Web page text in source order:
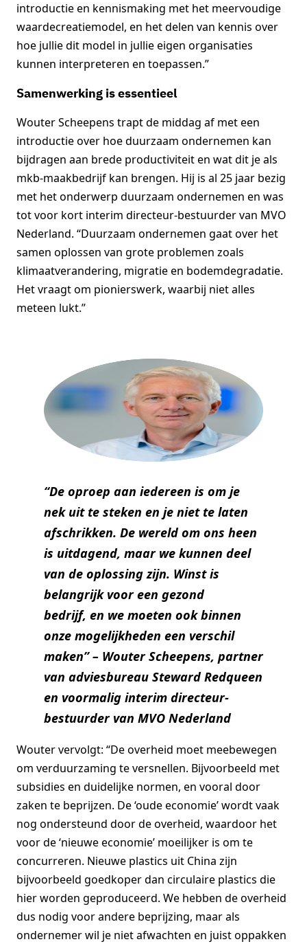
introductie en kennismaking met het meervoudige
waardecreatiemodel, en het delen van kennis over
hoe jullie dit model in jullie eigen organisaties
kunnen interpreteren en toepassen.”
Samenwerking is essentieel
Wouter Scheepens trapt de middag af met een
introductie over hoe duurzaam ondernemen kan
bijdragen aan brede productiviteit en wat dit je als
mkb-maakbedrijf kan brengen. Hij is al 25 jaar bezig
met het onderwerp duurzaam ondernemen en was
tot voor kort interim directeur-bestuurder van MVO
Nederland. “Duurzaam ondernemen gaat over het
samen oplossen van grote problemen zoals
klimaatverandering, migratie en bodemdegradatie.
Het vraagt om pionierswerk, waarbij niet alles
meteen lukt.”
“De oproep aan iedereen is om je
nek uit te steken en je niet te laten
afschrikken. De wereld om ons heen
is uitdagend, maar we kunnen deel
van de oplossingzijn. Winst is
belangrijk voor een gezond
bedrijf, en we moeten ook binnen
onze mogelijkheden een verschil
maken”– Wouter Scheepens, partner
van adviesbureau Steward Redqueen
en voormalig interim directeur-
bestuurder van MVO Nederland
Wouter vervolgt: “De overheid moet meebewegen
om verduurzaming te versnellen. Bijvoorbeeld met
subsidies en duidelijke normen, en vooral door
zaken te beprijzen. De ‘oude economie’ wordt vaak
nog ondersteund door de overheid, waardoor het
voor de ‘nieuwe economie’ moeilijker is om te
concurreren. Nieuwe plastics uit China zijn
bijvoorbeeld goedkoper dan circulaire plastics die
hier worden geproduceerd. We hebben de overheid
dus nodig voor andere beprijzing, maar als
ondernemer wil je niet afwachten en juist oppakken